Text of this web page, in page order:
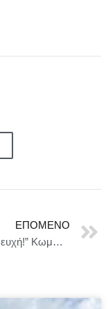
ΕΠΌΜΕΝΟ
“Κάνε μια ευχή!” Κωμωδία του Θανάση Λιούνη – Χώρος Τέχνης Ασωμάτων.